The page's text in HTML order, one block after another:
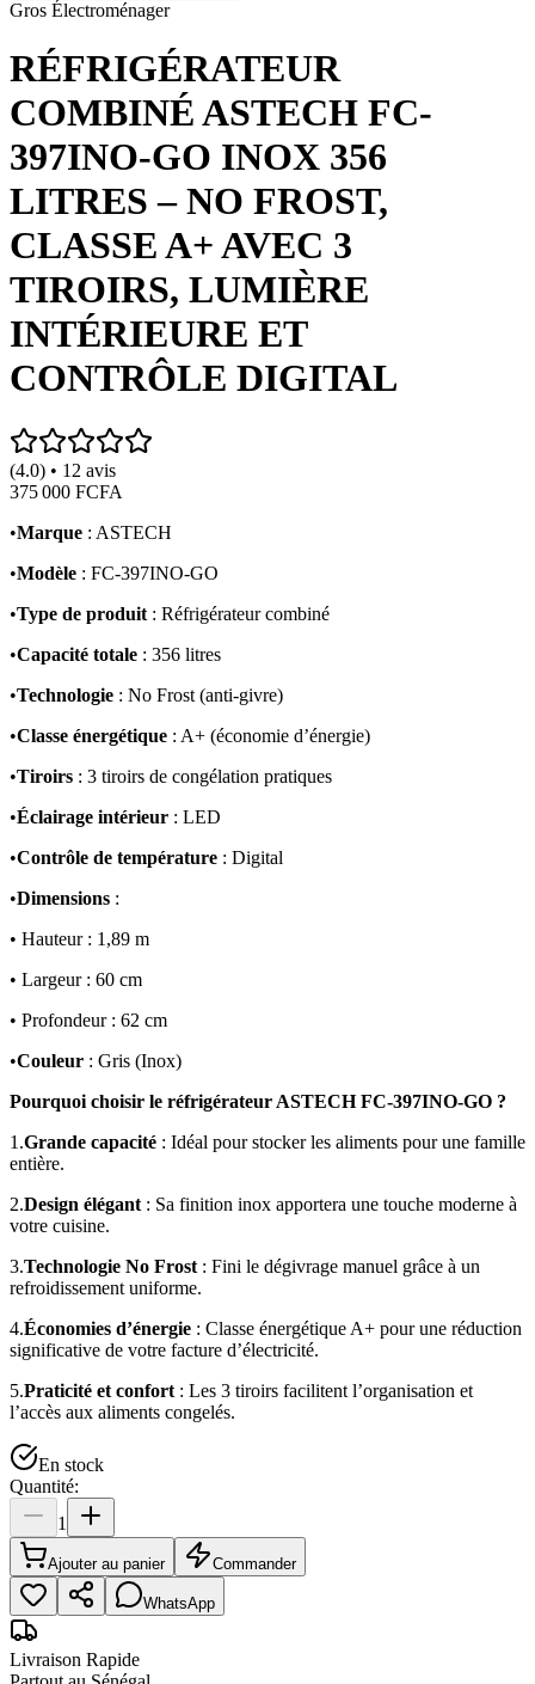
Gros Électroménager
RÉFRIGÉRATEUR
COMBINÉ ASTECH FC-
397INO-GO INOX 356
LITRES – NO FROST,
CLASSE A+ AVEC 3
TIROIRS, LUMIÈRE
INTÉRIEURE ET
CONTRÔLE DIGITAL
(4.0) • 12 avis
375 000 FCFA
•Marque : ASTECH
•Modèle : FC-397INO-GO
•Type de produit : Réfrigérateur combiné
•Capacité totale : 356 litres
•Technologie : No Frost (anti-givre)
•Classe énergétique : A+ (économie d’énergie)
•Tiroirs : 3 tiroirs de congélation pratiques
•Éclairage intérieur : LED
•Contrôle de température : Digital
•Dimensions :
• Hauteur : 1,89 m
• Largeur : 60 cm
• Profondeur : 62 cm
•Couleur : Gris (Inox)
Pourquoi choisir le réfrigérateur ASTECH FC-397INO-GO ?
1.Grande capacité : Idéal pour stocker les aliments pour une famille
entière.
2.Design élégant : Sa finition inox apportera une touche moderne à
votre cuisine.
3.Technologie No Frost : Fini le dégivrage manuel grâce à un
refroidissement uniforme.
4.Économies d’énergie : Classe énergétique A+ pour une réduction
significative de votre facture d’électricité.
5.Praticité et confort : Les 3 tiroirs facilitent l’organisation et
l’accès aux aliments congelés.
En stock
Quantité:
1
Ajouter au panier Commander
WhatsApp
Livraison Rapide